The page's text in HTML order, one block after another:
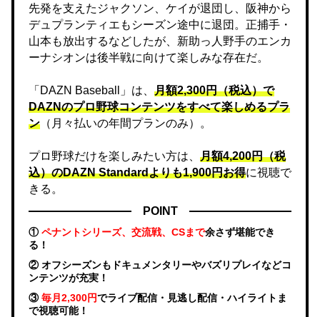
先発を支えたジャクソン、ケイが退団し、阪神から
デュプランティエもシーズン途中に退団。正捕手・
山本も放出するなどしたが、新助っ人野手のエンカ
ーナシオンは後半戦に向けて楽しみな存在だ。
「DAZN Baseball」は、 月額2,300円（税込）で
DAZNのプロ野球コンテンツをすべて楽しめるプラ
ン （月々払いの年間プランのみ）。
プロ野球だけを楽しみたい方は、 月額4,200円（税
込）のDAZN Standard​よりも1,900円お得に視聴で
きる。
POINT
①ペナントシリーズ、交流戦、CSまで余さず堪能でき
る！
② オフシーズンもドキュメンタリーやバズリプレイなどコ
ンテンツが充実！
③毎月2,300円でライブ配信・見逃し配信・ハイライトま
で視聴可能！